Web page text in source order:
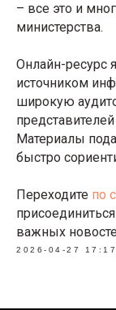
– все это и
министерства.
Онлайн-ресурс
источником
широкую
Материалы
быстро
Переходите по
важных
2026-04-27 17:17